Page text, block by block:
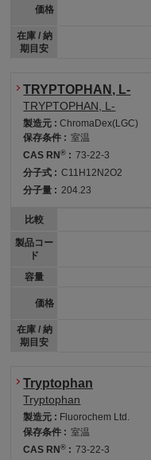
価格
在庫 / 納
期目安
TRYPTOPHAN, L-
TRYPTOPHAN, L-
製造元 :ChromaDex(LGC)
保存条件 : 室温
CAS RN® : 73-22-3
分子式 : C11H12N2O2
分子量 : 204.23
比較
製品コー
ド
容量
価格
在庫 / 納
期目安
Tryptophan
Tryptophan
製造元 : Fluorochem Ltd.
保存条件 : 室温
CAS RN® : 73-22-3